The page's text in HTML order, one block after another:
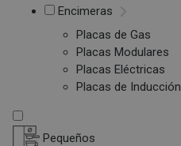
Encimeras
Placas de Gas
Placas Modulares
Placas Eléctricas
Placas de Inducción
Pequeños